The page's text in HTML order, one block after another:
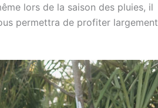
lors de la saison des pluies, il
permettra de profiter largement